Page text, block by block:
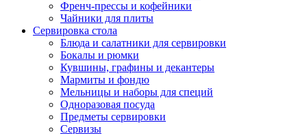
Френч-прессы и кофейники
Чайники для плиты
Сервировка стола
Блюда и салатники для сервировки
Бокалы и рюмки
Кувшины, графины и декантеры
Мармиты и фондю
Мельницы и наборы для специй
Одноразовая посуда
Предметы сервировки
Сервизы